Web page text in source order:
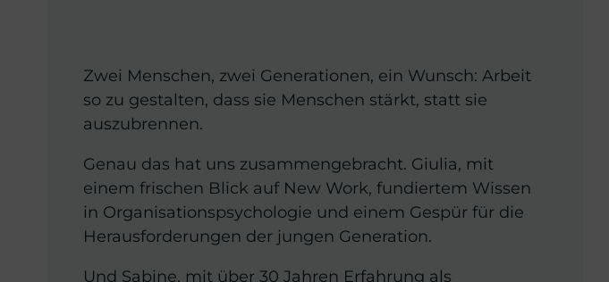
Zwei Menschen, zwei Generationen, ein Wunsch: Arbeit
so zu gestalten, dass sie Menschen stärkt, statt sie
auszubrennen.
Genau das hat uns zusammengebracht. Giulia, mit
einem frischen Blick auf New Work, fundiertem Wissen
in Organisationspsychologie und einem Gespür für die
Herausforderungen der jungen Generation.
Und Sabine, mit über 30 Jahren Erfahrung als